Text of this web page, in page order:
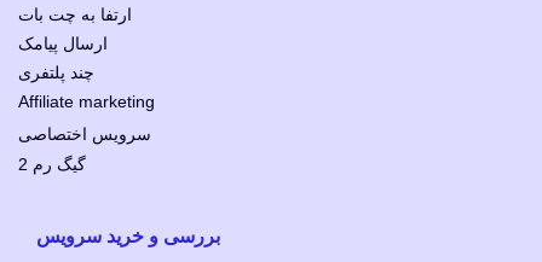
ارتفا به چت بات
ارسال پیامک
چند پلتفری
Affiliate marketing
سرویس اختصاصی
2 گیگ رم
بررسی و خرید سرویس